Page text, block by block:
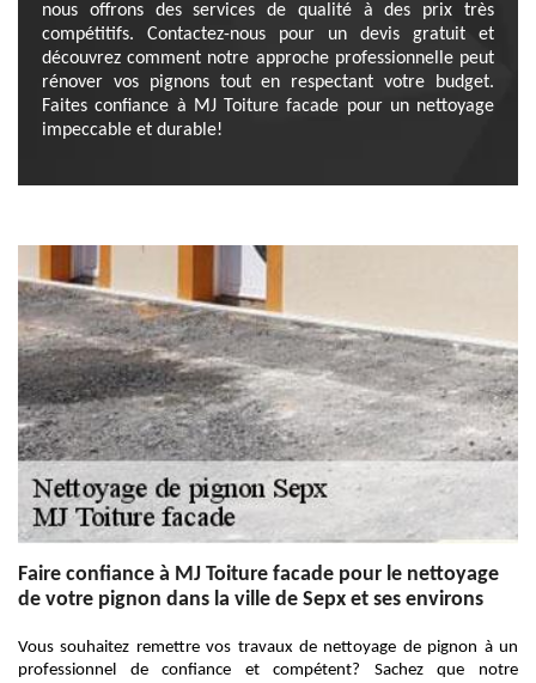
nous offrons des services de qualité à des prix très
compétitifs. Contactez-nous pour un devis gratuit et
découvrez comment notre approche professionnelle peut
rénover vos pignons tout en respectant votre budget.
Faites confiance à MJ Toiture facade pour un nettoyage
impeccable et durable!
Faire confiance à MJ Toiture facade pour le nettoyage
de votre pignon dans la ville de Sepx et ses environs
Vous souhaitez remettre vos travaux de nettoyage de pignon à un
professionnel de confiance et compétent? Sachez que notre